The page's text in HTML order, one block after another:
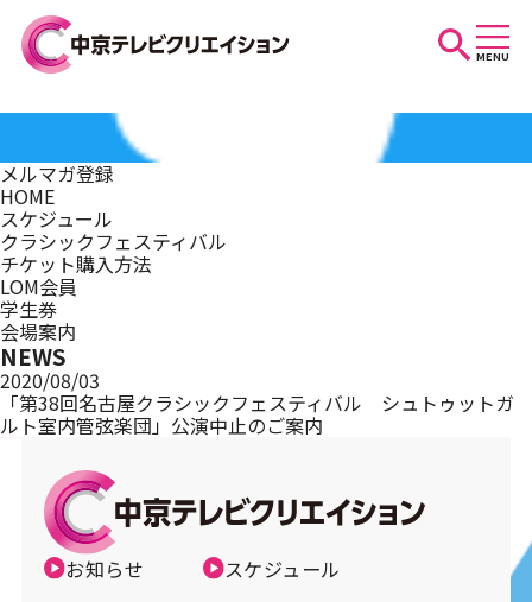
MENU
お知らせ
スケジュール
イベントを探す
団体・法人の方へ
メルマガ登録
メルマガ登録
HOME
スケジュール
クラシックフェスティバル
チケット購入方法
LOM会員
学生券
会場案内
NEWS
2020/08/03
「第38回名古屋クラシックフェスティバル シュトゥットガ
ルト室内管弦楽団」公演中止のご案内
お知らせ
スケジュール